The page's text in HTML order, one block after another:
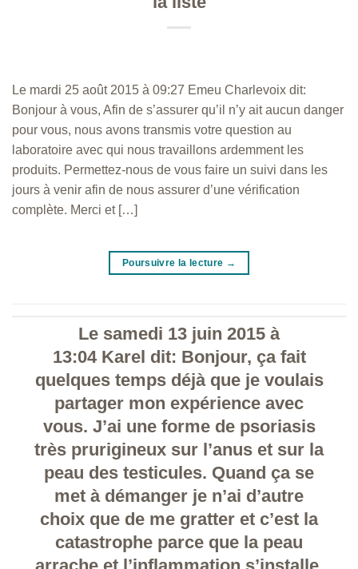
Le mardi 25 août 2015 à 09:27 Emeu Charlevoix dit:
Bonjour à vous, Afin de s’assurer qu’il n’y ait aucun danger
pour vous, nous avons transmis votre question au
laboratoire avec qui nous travaillons ardemment les
produits. Permettez-nous de vous faire un suivi dans les
jours à venir afin de nous assurer d’une vérification
complète. Merci et […]
Poursuivre la lecture →
Le samedi 13 juin 2015 à
13:04 Karel dit: Bonjour, ça fait
quelques temps déjà que je voulais
partager mon expérience avec
vous. J’ai une forme de psoriasis
très prurigineux sur l’anus et sur la
peau des testicules. Quand ça se
met à démanger je n’ai d’autre
choix que de me gratter et c’est la
catastrophe parce que la peau